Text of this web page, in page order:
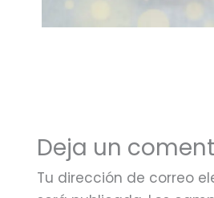
Deja un
Tu dirección de correo